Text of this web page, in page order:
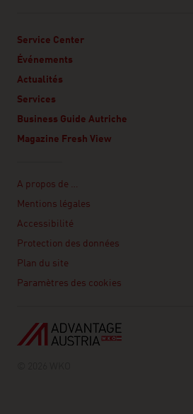
Service Center
Événements
Actualités
Services
Business Guide Autriche
Magazine Fresh View
A propos de …
Mentions légales
Accessibilité
Protection des données
Plan du site
Paramètres des cookies